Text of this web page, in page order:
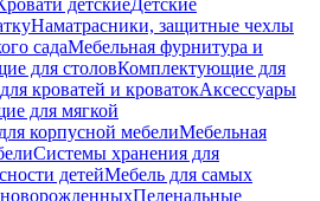
детскиеДетские
Наматрасники, защитные чехлы
садаМебельная фурнитура и
для столовКомплектующие для
кроватей и кроватокАксессуары
для мягкой
корпусной мебелиМебельная
Системы хранения для
детейМебель для самых
Пеленальные